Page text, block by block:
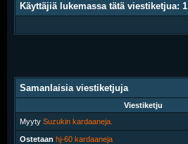
Käyttäjiä lukemassa tätä viestiketjua: 1
Samanlaisia viestiketjuja
Viestiketju
Myyty Suzukin kardaaneja.
Ostetaan hj-60 kardaaneja